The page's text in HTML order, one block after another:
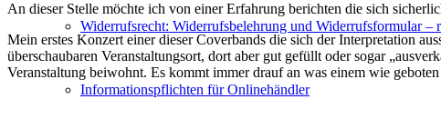
Widerrufsrecht: Widerrufsbelehrung und Widerrufsformular –
Informationspflichten für Onlinehändler
An dieser Stelle möchte ich von einer Erfahrung berichten die sich
Mein erstes Konzert einer dieser Coverbands die sich der Interpretation
überschaubaren Veranstaltungsort, dort aber gut gefüllt oder sogar
Veranstaltung beiwohnt. Es kommt immer drauf an was einem wie